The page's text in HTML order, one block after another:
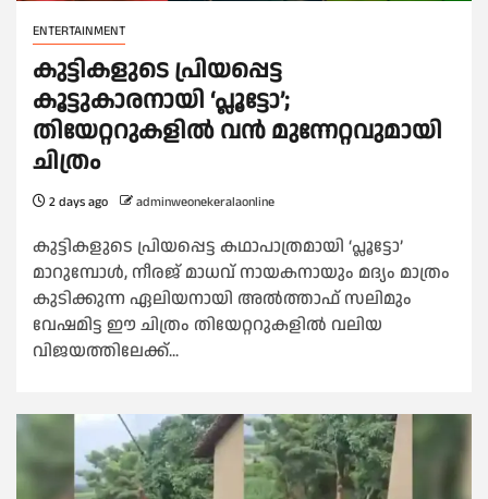
ENTERTAINMENT
കുട്ടികളുടെ പ്രിയപ്പെട്ട
കൂട്ടുകാരനായി ‘പ്ലൂട്ടോ’;
തിയേറ്ററുകളിൽ വൻ മുന്നേറ്റവുമായി
ചിത്രം
2 days ago adminweonekeralaonline
കുട്ടികളുടെ പ്രിയപ്പെട്ട കഥാപാത്രമായി ‘പ്ലൂട്ടോ’
മാറുമ്പോൾ, നീരജ് മാധവ് നായകനായും മദ്യം മാത്രം
കുടിക്കുന്ന ഏലിയനായി അൽത്താഫ് സലിമും
വേഷമിട്ട ഈ ചിത്രം തിയേറ്ററുകളിൽ വലിയ
വിജയത്തിലേക്ക്...